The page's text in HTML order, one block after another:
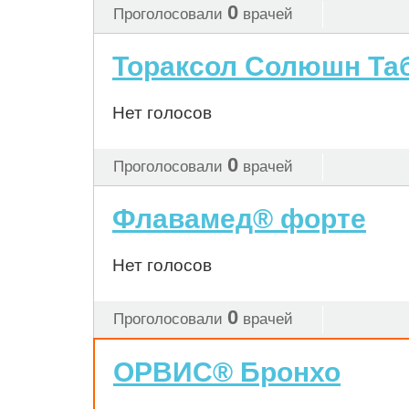
Проголосовали 0 врачей
Тораксол Солюшн
Нет голосов
Проголосовали 0 врачей
Флавамед® форте
Нет голосов
Проголосовали 0 врачей
ОРВИС® Бронхо